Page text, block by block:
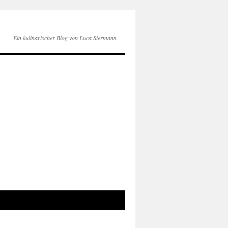
Ein kulinarischer Blog von Luca Siermann